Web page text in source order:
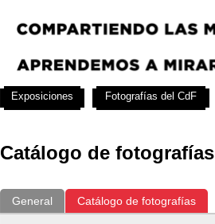
Catálogo de fotografías
General Catálogo de fotografías
Exposiciones Fotografías del CdF